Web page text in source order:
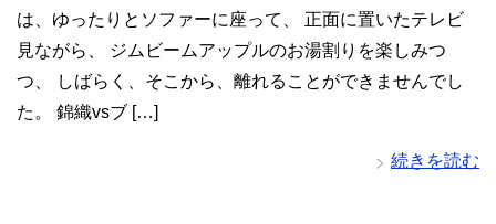
は、ゆったりとソファーに座って、 正面に置いたテレビ
見ながら、 ジムビームアップルのお湯割りを楽しみつ
つ、 しばらく、そこから、離れることができませんでし
た。 錦織vsブ […]
続きを読む